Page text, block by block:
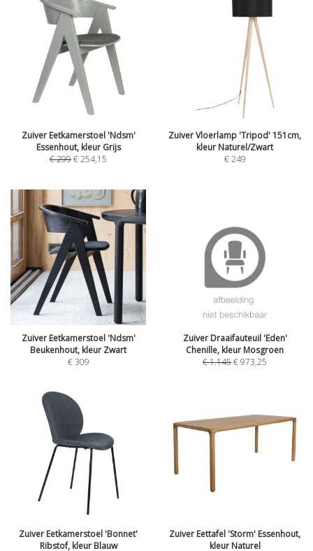
Zuiver Eetkamerstoel 'Ndsm'
Essenhout, kleur Grijs
€299€254,15
Zuiver Vloerlamp 'Tripod' 151cm,
kleur Naturel/Zwart
€249
Zuiver Eetkamerstoel 'Ndsm'
Beukenhout, kleur Zwart
€309
Zuiver Draaifauteuil 'Eden'
Chenille, kleur Mosgroen
€1.145€973,25
Zuiver Eetkamerstoel 'Bonnet'
Ribstof, kleur Blauw
Zuiver Eettafel 'Storm' Essenhout,
kleur Naturel